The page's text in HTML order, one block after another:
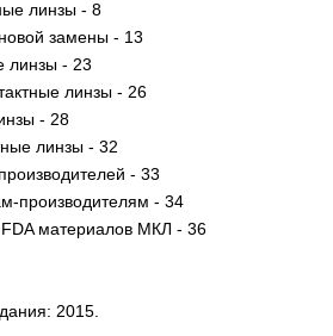
линзы - 8
замены - 13
линзы - 23
линзы - 26
- 28
линзы - 32
- 33
производителям - 34
материалов МКЛ - 36
2015.